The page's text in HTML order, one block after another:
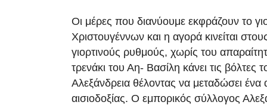
Οι μέρες που διανύουμε εκφράζουν το
Χριστουγέννων και η αγορά κινείται
γιορτινούς ρυθμούς, χωρίς του
τρενάκι του Αη- Βασίλη κάνει τις βόλτες
Αλεξάνδρεια θέλοντας να μεταδώσει ένα
αισιοδοξίας. Ο εμπορικός σύλλογος